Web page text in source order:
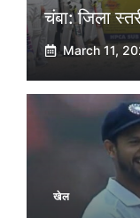
चंबा: जिला
March 11,
खेल